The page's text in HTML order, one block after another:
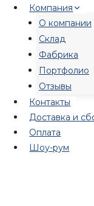
Перейти
содержимому
Компания
О компании
Склад
Фабрика
Портфолио
Отзывы
Контакты
Доставка и
Оплата
Шоу-рум